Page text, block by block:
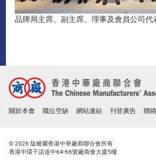
品牌局主席、副主席、理事及會員公司代
關於本會 職位空缺 網站連結 刊登廣告 聯
© 2026 版權屬香港中華廠商聯合會所有
香港中環干諾道中64-66號廠商會大廈5樓